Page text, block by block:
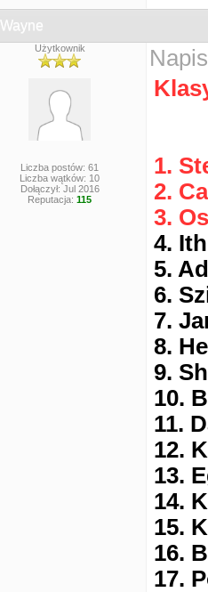
Wayne
Użytkownik
Liczba postów: 61
Liczba wątków: 10
Dołączył: Jul 2016
Reputacja: 115
1.
2.
3.
4.
5.
6.
7.
8.
9.
10.
11.
12.
13.
14.
15.
16.
17.